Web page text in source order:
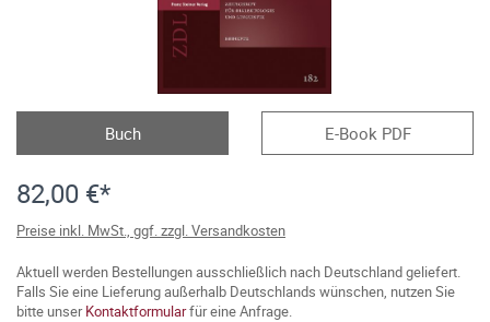
Buch E-Book PDF
82,00 €*
Preise inkl. MwSt., ggf. zzgl. Versandkosten
Aktuell werden Bestellungen ausschließlich nach Deutschland geliefert.
Falls Sie eine Lieferung außerhalb Deutschlands wünschen, nutzen Sie
bitte unserKontaktformularfür eine Anfrage.